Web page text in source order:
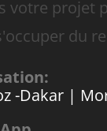
votre projet
du
-Dakar |